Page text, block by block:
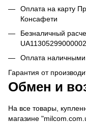
Оплата на карту
Консафети
Безналичный
Оплата
Гарантия от
Обмен и
На все товары,
магазине